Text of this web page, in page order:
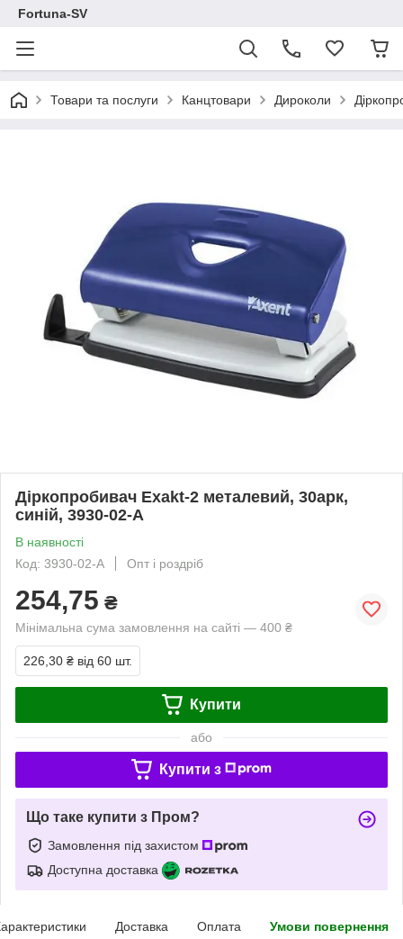
Fortuna-SV
Товари та послуги Канцтовари Дироколи
Діркопробивач Exakt-2 металевий, 30арк,
синій, 3930-02-A
В наявності
Код: 3930-02-A
Опт і роздріб
254,75 ₴
Мінімальна сума замовлення на сайті — 400 ₴
226,30 ₴ від 60 шт.
Купити
або
Купити з
Що таке купити з Пром?
Замовлення під захистом
Доступна доставка
Доставка Оплата Умови повернення